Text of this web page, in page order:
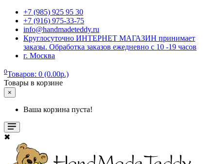
+7 (985) 925 95 30
+7 (916) 975-33-75
info@handmadeteddy.ru
Круглосуточно ИНТЕРНЕТ МАГАЗИН принимает
заказы. Обработка заказов ежедневно с 10 -19 часов
г. Москва
0Товаров: 0 (0.00р.)
Товары в корзине
×
Ваша корзина пуста!
✖